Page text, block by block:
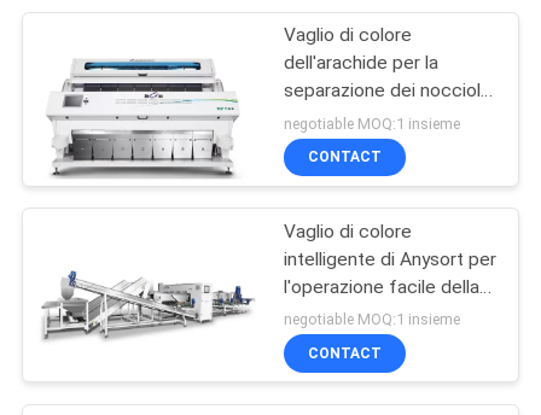
Selezionatore matto
di colore
Vaglio di colore
dell'arachide per la
separazione dei noccioli
del pinolo
negotiable MOQ:1 insieme
CONTACT
Vaglio di colore
intelligente di Anysort per
l'operazione facile della
data rossa
negotiable MOQ:1 insieme
CONTACT